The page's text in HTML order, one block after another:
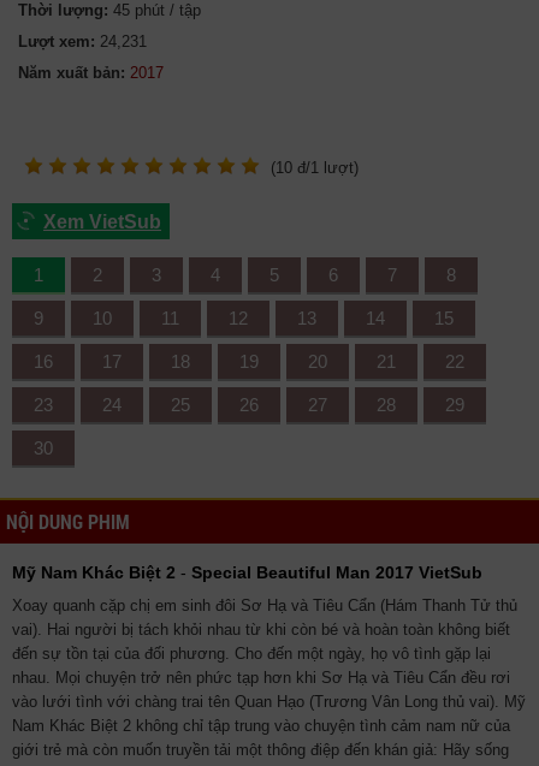
Thời lượng: 45 phút / tập
Lượt xem: 24,231
Năm xuất bản:
(10 đ/1 lượt)
Xem VietSub
1 2 3 4 5 6 7 8
9 10 11 12 13 14 15
16 17 18 19 20 21 22
23 24 25 26 27 28 29
30
NỘI DUNG PHIM
Mỹ Nam Khác Biệt 2 - Special Beautiful Man 2017 VietSub
Xoay quanh cặp chị em sinh đôi Sơ Hạ và Tiêu Cẩn (Hám Thanh Tử thủ
vai). Hai người bị tách khỏi nhau từ khi còn bé và hoàn toàn không biết
đến sự tồn tại của đối phương. Cho đến một ngày, họ vô tình gặp lại
nhau. Mọi chuyện trở nên phức tạp hơn khi Sơ Hạ và Tiêu Cẩn đều rơi
vào lưới tình với chàng trai tên Quan Hạo (Trương Vân Long thủ vai). Mỹ
Nam Khác Biệt 2 không chỉ tập trung vào chuyện tình cảm nam nữ của
giới trẻ mà còn muốn truyền tải một thông điệp đến khán giả: Hãy sống